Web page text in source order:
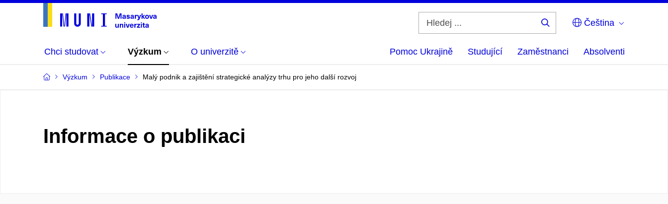
Čeština
Chci studovat Výzkum O univerzitě Pomoc Ukrajině Studující Zaměstnanci Absolventi
Výzkum Publikace Malý podnik a zajištění strategické analýzy trhu pro jeho další rozvoj
Informace o publikaci